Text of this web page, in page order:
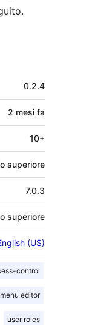
0.2.4
2 mesi fa
10+
superiore
7.0.3
superiore
(US)
control
editor
user roles